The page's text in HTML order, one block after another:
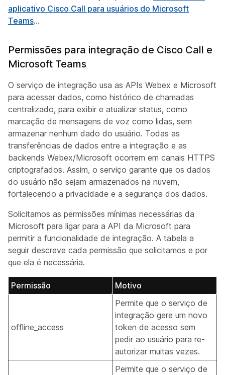
aplicativo Cisco Call para usuários do Microsoft
Teams...
Permissões para integração de Cisco Call e
Microsoft Teams
O serviço de integração usa as APIs Webex e Microsoft
para acessar dados, como histórico de chamadas
centralizado, para exibir e atualizar status, como
marcação de mensagens de voz como lidas, sem
armazenar nenhum dado do usuário. Todas as
transferências de dados entre a integração e as
backends Webex/Microsoft ocorrem em canais HTTPS
criptografados. Assim, o serviço garante que os dados
do usuário não sejam armazenados na nuvem,
fortalecendo a privacidade e a segurança dos dados.
Solicitamos as permissões mínimas necessárias da
Microsoft para ligar para a API da Microsoft para
permitir a funcionalidade de integração. A tabela a
seguir descreve cada permissão que solicitamos e por
que ela é necessária.
Permissão Motivo
offline_access
Permite que o serviço de
integração gere um novo
token de acesso sem
pedir ao usuário para re-
autorizar muitas vezes.
Permite que o serviço de